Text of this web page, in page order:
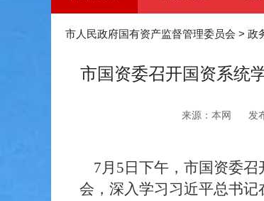
市人民政府国有资产监督管理委员会 > 政
市国资委召开国资系统
来源：本网 发
7月5日下午，市国资委召
会，深入学习习近平总书记